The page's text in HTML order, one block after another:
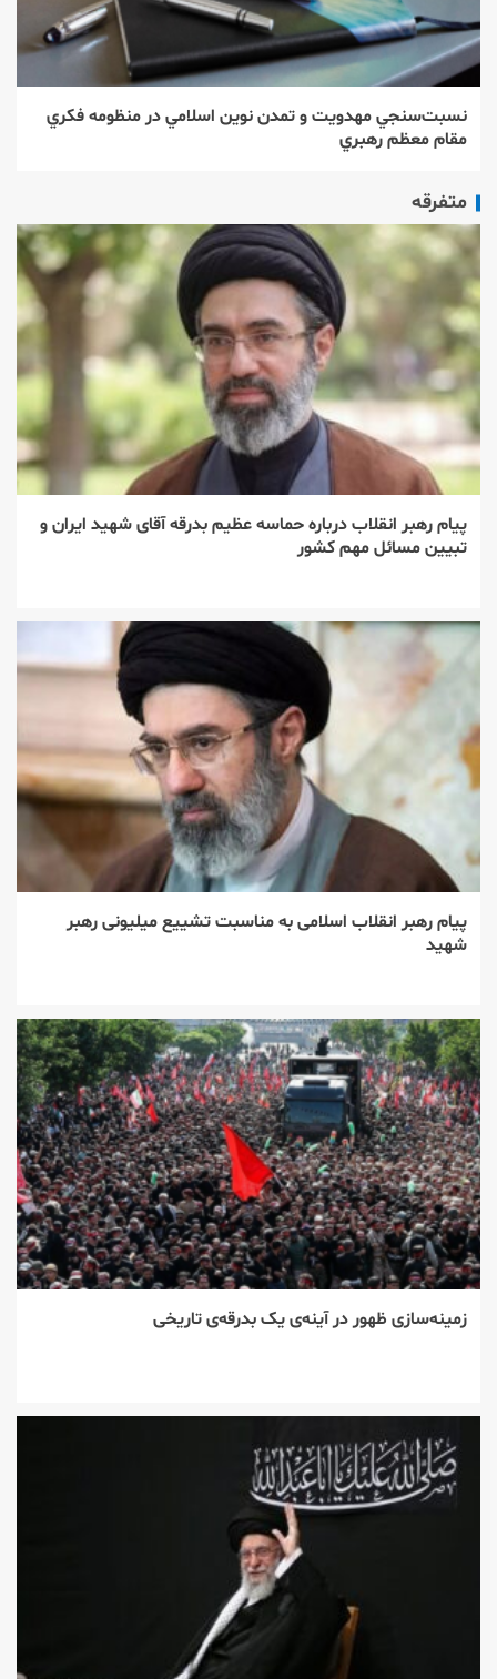
نسبت‌‌سنجي مهدويت و تمدن نوين اسلامي در منظومه فكري
مقام معظم رهبري
متفرقه
پیام رهبر انقلاب درباره حماسه عظیم بدرقه آقای شهید ایران و
تبیین مسائل مهم کشور
پیام رهبر انقلاب اسلامی به مناسبت تشییع میلیونی رهبر
شهید
زمینه‌سازی ظهور در آینه‌ی یک بدرقه‌ی تاریخی